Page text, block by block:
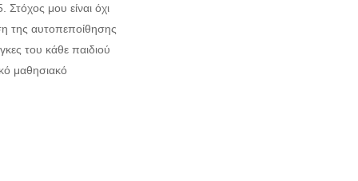
μου είναι όχι
της αυτοπεποίθησης
του κάθε παιδιού
μαθησιακό